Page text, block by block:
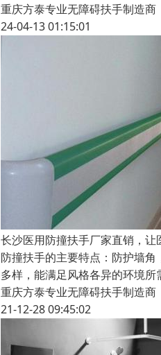
重庆方泰专业无障碍扶手制造商
24-04-13 01:15:01
长沙医用防撞扶手厂家直销，让
防撞扶手的主要特点：防护墙
多样，能满足风格各异的环境
重庆方泰专业无障碍扶手制造商
21-12-28 09:45:02